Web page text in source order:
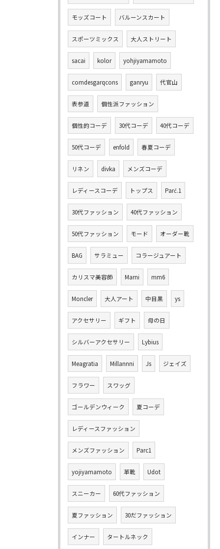
モッズコート バルーンスカート
スポーツミックス 大人ストリート
sacai kolor yohjiyamamoto
comdesgarqcons ganryu 代官山
表参道 個性派ファッション
個性的コーデ 30代コーデ 40代コーデ
50代コーデ enfold 春夏コーデ
リネン divka メンズコーデ
レディースコーデ トップス Parć.1
30代ファッション 40代ファッション
50代ファッション モード オーダー靴
BAG サラミュー コラージュアート
カリスマ美容師 Marni mm6
Moncler 大人アート 中目黒 ys
アクセサリー ギフト 母の日
シルバーアクセサリー Lybius
Meagratia Millannni Js ジェイズ
フラワー スワッグ
ゴールデンウィーク 夏コーデ
レディースファッション
メンズファッション Parc1
yojiyamamoto 革靴 Udot
スニーカー 60代ファッション
夏ファッション 30だファッション
インナー タートルネック